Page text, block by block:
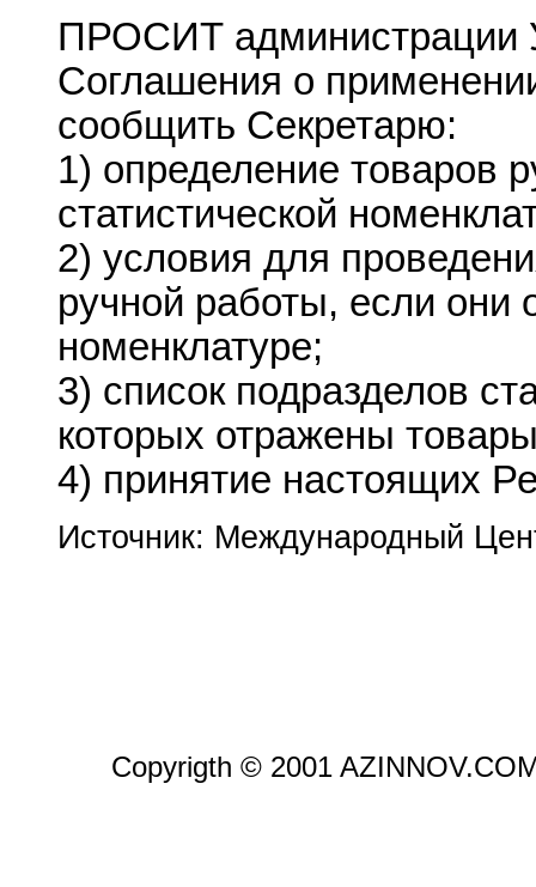
ПРОСИТ администрации
Соглашения о
сообщить Секретарю:
1) определение товаров
статистической
2) условия для
ручной работы, если они
номенклатуре;
3) список подразделов
которых отражены
4) принятие настоящих
Источник: Международный
Copyrigth © 2001